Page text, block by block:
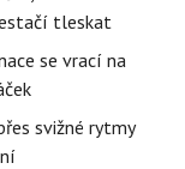
tleskat
se vrací na
svižné rytmy